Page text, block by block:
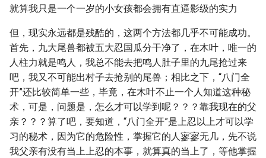
就算我只是一个一岁的小女孩都会拥有直逼影级的实力
但，现实永远都是残酷的，这两个方法都几乎不可能成功。
首先，九大尾兽都被五大忍国瓜分干净了，在木叶，唯一的
人柱力就是鸣人，我总不能去把鸣人肚子里的九尾抢过来
吧，我又不可能出村子去抢别的尾兽；相比之下，“八门全
开”还比较简单一些，毕竟，在木叶不止一个人知道这种秘
术，可是，问题是，怎么才可以学到呢？？？靠我现在的父
亲？？？算了吧，要知道，“八门全开”是上忍以上才可以学
习的秘术，因为它的危险性，掌握它的人寥寥无几，先不说
我父亲有没有当上上忍的本事，就算真的当上了，等他掌握